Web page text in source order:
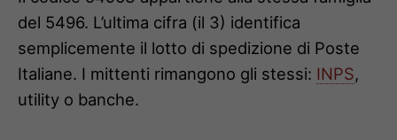
del 5496. L’ultima cifra (il 3) identifica
semplicemente il lotto di spedizione di Poste
Italiane. I mittenti rimangono gli stessi: INPS,
utility o banche.